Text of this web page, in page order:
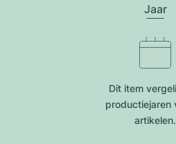
Jaar
Dit item
productiejar​en
artikelen.